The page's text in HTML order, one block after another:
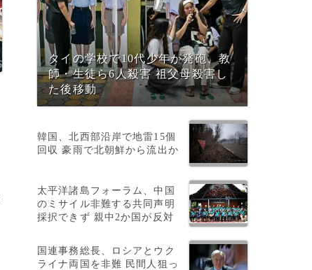
タイの学校で10代少年が発砲、教
師・生徒ら6人殺害 祖父母殺害し
た後移動
韓国、北西部沿岸で地雷15個
回収 豪雨で北朝鮮から流出か
太平洋諸島フォーラム、中国
のミサイル非難する共同声明
採択できず 親中2か国が反対
国連事務総長、ロシアとウク
ライナ両国を非難 民間人狙っ